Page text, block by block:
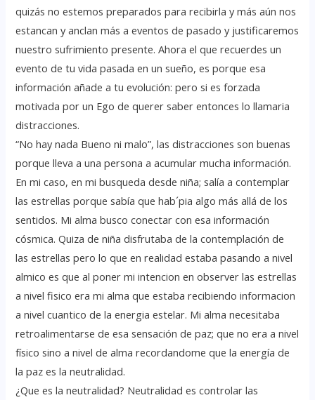
quizás no estemos preparados para recibirla y más aún nos
estancan y anclan más a eventos de pasado y justificaremos
nuestro sufrimiento presente. Ahora el que recuerdes un
evento de tu vida pasada en un sueño, es porque esa
información añade a tu evolución: pero si es forzada
motivada por un Ego de querer saber entonces lo llamaria
distracciones.
“No hay nada Bueno ni malo”, las distracciones son buenas
porque lleva a una persona a acumular mucha información.
En mi caso, en mi busqueda desde niña; salía a contemplar
las estrellas porque sabía que hab´pia algo más allá de los
sentidos. Mi alma busco conectar con esa información
cósmica. Quiza de niña disfrutaba de la contemplación de
las estrellas pero lo que en realidad estaba pasando a nivel
almico es que al poner mi intencion en observer las estrellas
a nivel fisico era mi alma que estaba recibiendo informacion
a nivel cuantico de la energia estelar. Mi alma necesitaba
retroalimentarse de esa sensación de paz; que no era a nivel
físico sino a nivel de alma recordandome que la energía de
la paz es la neutralidad.
¿Que es la neutralidad? Neutralidad es controlar las